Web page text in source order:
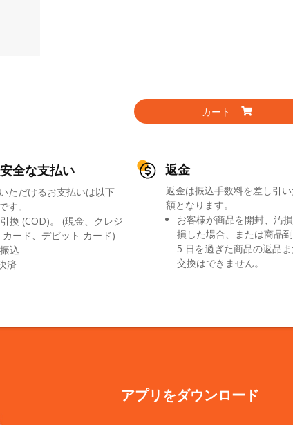
カート
全な支払い
ただけるお支払いは以下
す。
換 (COD)。 (現金、クレジ
カード、デビット カード)
込
済
返金
返金は振込手数料を差し引
額となります。
お客様が商品を開封、汚
損した場合、または商品
5 日を過ぎた商品の返品
交換はできません。
アプリをダウンロード